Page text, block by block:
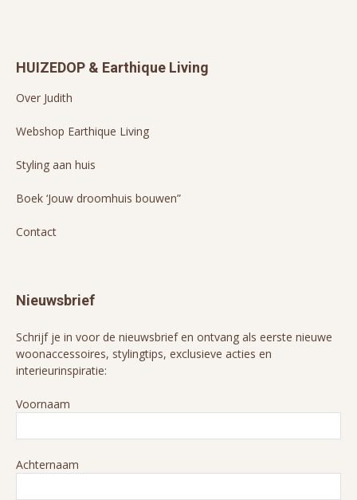
HUIZEDOP & Earthique Living
Over Judith
Webshop Earthique Living
Styling aan huis
Boek ‘Jouw droomhuis bouwen”
Contact
Nieuwsbrief
Schrijf je in voor de nieuwsbrief en ontvang als eerste nieuwe
woonaccessoires, stylingtips, exclusieve acties en
interieurinspiratie:
Voornaam
Achternaam